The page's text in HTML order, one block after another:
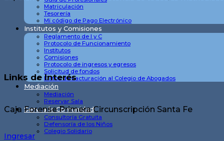
Matriculación
Tesorería
Mi código de Pago Electrónico
Institutos y Comisiones
Reglamento de I y C
Protocolo de Funcionamiento
Institutos
Comisiones
Protocolo de ingresos y egresos
Solicitud de fondos
Datos de Facturación al Colegio de Abogados
Mediación
Mediación
Reservar Sala
Serv. a la Comunidad
Consultoría Gratuita
Defensoría de los Niños
Colegio Solidario
Links de Interés
Caja Forense Primera Circunscripción Santa Fe
Ingresar